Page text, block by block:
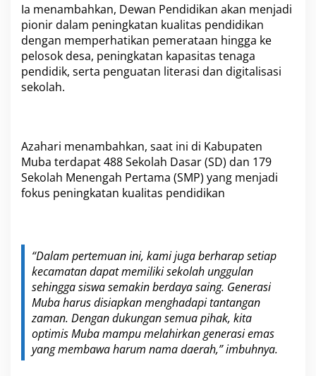
Ia menambahkan, Dewan Pendidikan akan menjadi
pionir dalam peningkatan kualitas pendidikan
dengan memperhatikan pemerataan hingga ke
pelosok desa, peningkatan kapasitas tenaga
pendidik, serta penguatan literasi dan digitalisasi
sekolah.
Azahari menambahkan, saat ini di Kabupaten
Muba terdapat 488 Sekolah Dasar (SD) dan 179
Sekolah Menengah Pertama (SMP) yang menjadi
fokus peningkatan kualitas pendidikan
“Dalam pertemuan ini, kami juga berharap setiap
kecamatan dapat memiliki sekolah unggulan
sehingga siswa semakin berdaya saing. Generasi
Muba harus disiapkan menghadapi tantangan
zaman. Dengan dukungan semua pihak, kita
optimis Muba mampu melahirkan generasi emas
yang membawa harum nama daerah,” imbuhnya.